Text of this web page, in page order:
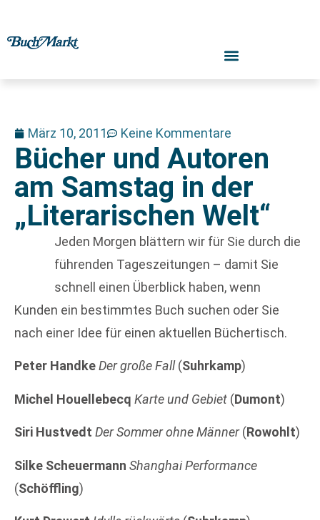
März 10, 2011 Keine Kommentare
Bücher und Autoren
am Samstag in der
„Literarischen Welt“
Jeden Morgen blättern wir für Sie durch die
führenden Tageszeitungen – damit Sie
schnell einen Überblick haben, wenn
Kunden ein bestimmtes Buch suchen oder Sie
nach einer Idee für einen aktuellen Büchertisch.
Peter HandkeDer große Fall(Suhrkamp)
Michel Houellebecq Karte und Gebiet (Dumont)
Siri Hustvedt Der Sommer ohne Männer(Rowohlt)
Silke Scheuermann Shanghai Performance
(Schöffling)